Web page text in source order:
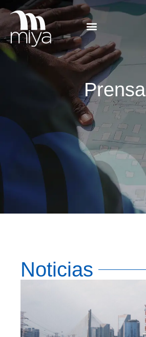
Prensa
Prensa
Noticias